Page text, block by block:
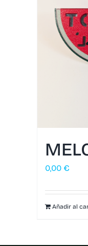
0,00 €
Añadir al